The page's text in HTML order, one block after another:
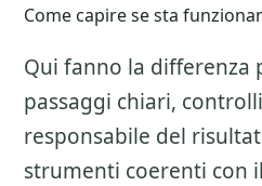
Come capire se sta
Qui fanno la differenza
passaggi chiari,
responsabile del
strumenti coerenti con